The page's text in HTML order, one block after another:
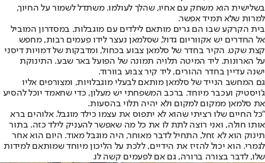
בשלישית הוא משחק עם אחיו, שהלך לעולמו. משתדל לשמור על החיוך,
למרות שלא תמיד אפשר.
בית הקרקע שבו הם גרים מותאם לילדים עם מוגבלות. במסדרון המוביל
אל החדרים יש אקווריום גדול, שסלמאן נעצר לידו פעמים רבות, מחפש
קצת שקט. הקיר בחדר של סלמאן צבוע בכחול, ומדבקות של דמויות דיסני
על הארונות. ליד המיטה תלויה תמונה של הפועל באר שבע. התינוקת
ישנה עדיין בחדר ההורים, ליד קיר צבוע בוורוד.
גם המחשב הנייד של סלמאן מותאם לבעלי מוגבלויות, ומצורפים אליו
ג'ויסטיק ועכבר מיוחד. ברכב המשפחתי יש מעלון, כדי שחאמד יוכל להסיע
את סלמאן ממקום למקום ולא יהיה תלוי בהסעות.
"כל החיים שלו רציתי שהוא לא יתפוס את עצמו כילד מוגבל. אלוהים ברא
אותו חולה, ואני רוצה לתת לו את כל מה שאפשר להעניק לילד כזה. בתור
תינוק הוא לא זחל, התחיל לדבר מאוחר, היה מוגבל מאוד. היום הוא אחר
לגמרי. הוא יכול להזיז את הידיים, ללכת על הליכון מיוחד שמותאם למידות
שלו, לדבר בצורה ברורה, גם אם לפעמים קשה לו.